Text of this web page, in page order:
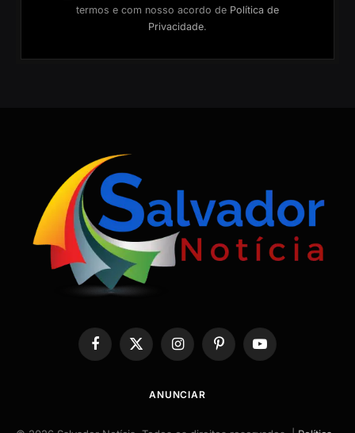
termos e com nosso acordo de Política de
Privacidade.
Facebook
X
(Twitter)
InstagramPinterestYouTube
ANUNCIAR